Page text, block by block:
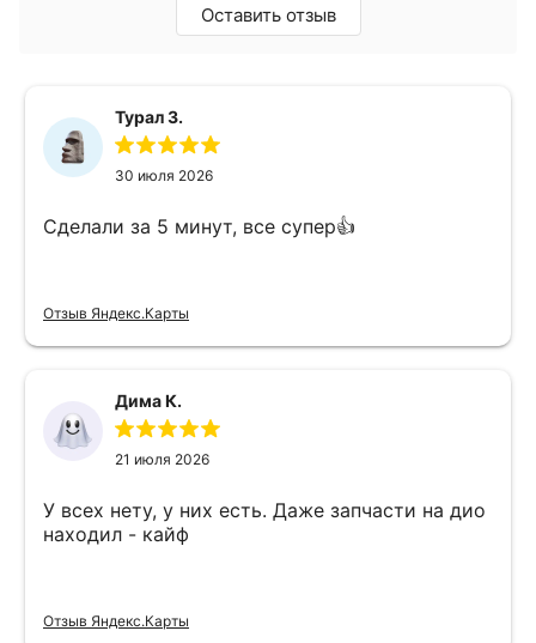
Оставить отзыв
Турал З.
30 июля 2026
Сделали за 5 минут, все супер👍
Отзыв Яндекс.Карты
Дима К.
21 июля 2026
У всех нету, у них есть. Даже запчасти на дио
находил - кайф
Отзыв Яндекс.Карты